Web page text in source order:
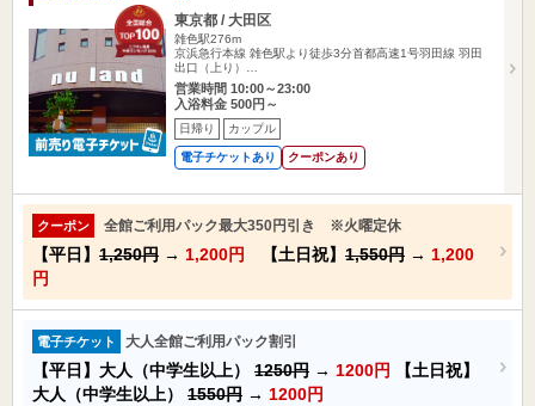
東京都 / 大田区
雑色駅276m
京浜急行本線 雑色駅より徒歩3分首都高速1号羽田線 羽田
出口（上り）…
営業時間 10:00～23:00
入浴料金 500円～
日帰り カップル
電子チケットあり クーポンあり
クーポン 全館ご利用パック最大350円引き ※火曜定休
【平日】 1,250円 → 1,200円 【土日祝】 1,550円 → 1,200
円
電子チケット 大人全館ご利用パック割引
【平日】大人（中学生以上） 1250円 → 1200円
【土日祝】
大人（中学生以上） 1550円 → 1200円